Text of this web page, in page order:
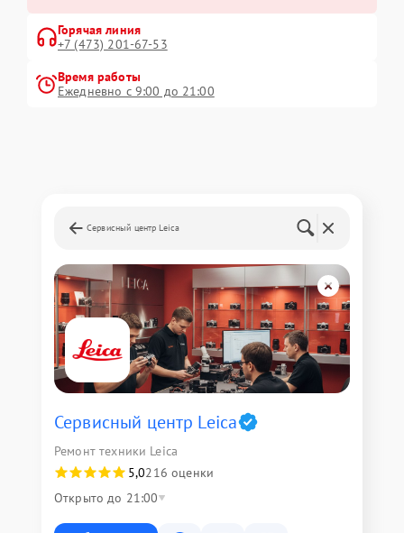
Горячая линия
+7 (473) 201-67-53
Время работы
Ежедневно с 9:00 до 21:00
Сервисный центр Leica
Сервисный центр Leica
Ремонт техники Leica
5,0216 оценки
Открыто до 21:00